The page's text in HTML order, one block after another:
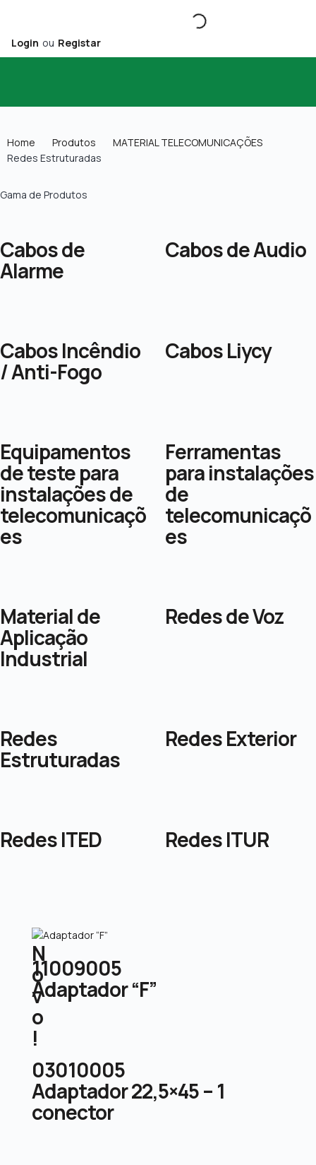
Login ou Registar
Home Produtos
MATERIAL TELECOMUNICAÇÕES
Redes Estruturadas
Gama de Produtos
Cabos de
Alarme
Cabos de Audio
Cabos Incêndio
/ Anti-Fogo
Cabos Liycy
Equipamentos
de teste para
instalações de
telecomunicaçõ
es
Ferramentas
para instalações
de
telecomunicaçõ
es
Material de
Aplicação
Industrial
Redes de Voz
Redes
Estruturadas
Redes Exterior
Redes ITED Redes ITUR
N
o
v
o
!
11009005
Adaptador “F”
03010005
Adaptador 22,5×45 – 1
conector